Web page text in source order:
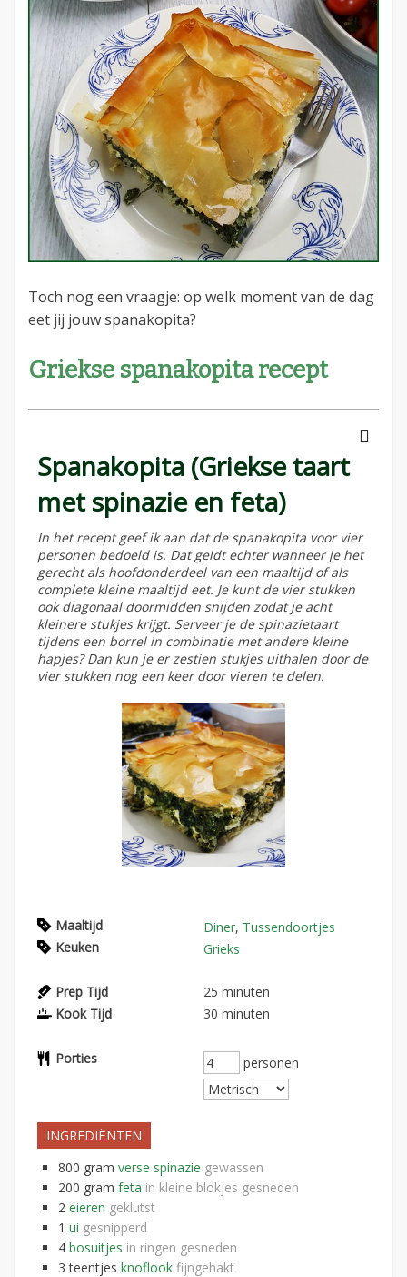
Toch nog een vraagje: op welk moment van de dag
eet jij jouw spanakopita?
Griekse spanakopita recept
Spanakopita (Griekse taart
met spinazie en feta)
In het recept geef ik aan dat de spanakopita voor vier
personen bedoeld is. Dat geldt echter wanneer je het
gerecht als hoofdonderdeel van een maaltijd of als
complete kleine maaltijd eet. Je kunt de vier stukken
ook diagonaal doormidden snijden zodat je acht
kleinere stukjes krijgt. Serveer je de spinazietaart
tijdens een borrel in combinatie met andere kleine
hapjes? Dan kun je er zestien stukjes uithalen door de
vier stukken nog een keer door vieren te delen.
Maaltijd Diner, Tussendoortjes
Keuken
Grieks
Prep Tijd 25 minuten
Kook Tijd
30 minuten
Porties personen
INGREDIËNTEN
800 gram verse spinazie gewassen
200 gram feta in kleine blokjes gesneden
2 eieren geklutst
1 ui gesnipperd
4 bosuitjes in ringen gesneden
3 teentjes knoflook fijngehakt